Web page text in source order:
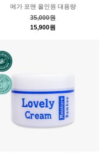
메가 포맨 올인원 대용량
35,000원
15,900원